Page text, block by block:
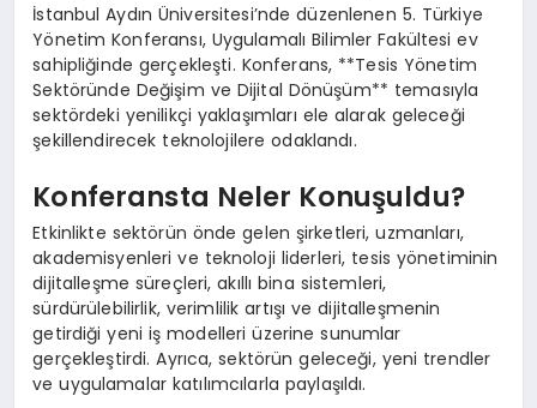
İstanbul Aydın Üniversitesi’nde düzenlenen 5. Türkiye
Yönetim Konferansı, Uygulamalı Bilimler Fakültesi ev
sahipliğinde gerçekleşti. Konferans, **Tesis Yönetim
Sektöründe Değişim ve Dijital Dönüşüm** temasıyla
sektördeki yenilikçi yaklaşımları ele alarak geleceği
şekillendirecek teknolojilere odaklandı.
Konferansta Neler Konuşuldu?
Etkinlikte sektörün önde gelen şirketleri, uzmanları,
akademisyenleri ve teknoloji liderleri, tesis yönetiminin
dijitalleşme süreçleri, akıllı bina sistemleri,
sürdürülebilirlik, verimlilik artışı ve dijitalleşmenin
getirdiği yeni iş modelleri üzerine sunumlar
gerçekleştirdi. Ayrıca, sektörün geleceği, yeni trendler
ve uygulamalar katılımcılarla paylaşıldı.